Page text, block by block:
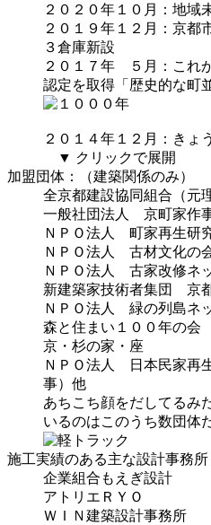
２０２０年１０月：地域
２０１９年１２月：京都
３倉庫新設
２０１７年 ５月： これ
認定を取得 「歴史的な町
２０１４年１２月：きょ
▼ クリックで展開
加盟団体：（建築関係のみ）
全京都建設協同組合（元
一般社団法人 京町家作
ＮＰＯ法人 町家再生研
ＮＰＯ法人 古材文化の
ＮＰＯ法人 古家改修ネ
新建築家技術者集団 京
ＮＰＯ法人 緑の列島ネ
森と住まい１００年の会
京・杉の家・座
ＮＰＯ法人 日本民家再
事）他
あちこち顔をだしてるみ
いるのはこのうち数団体
施工実績のある主な設計事務所
企業組合もえぎ設計
アトリエＲＹＯ
ＷＩＮ建築設計事務所